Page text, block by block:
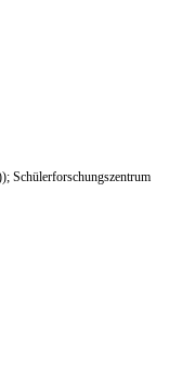
Schülerforschungszentrum